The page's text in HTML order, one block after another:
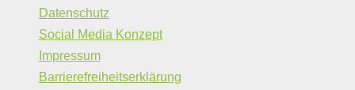
Datenschutz
Social Media Konzept
Impressum
Barrierefreiheitserklärung